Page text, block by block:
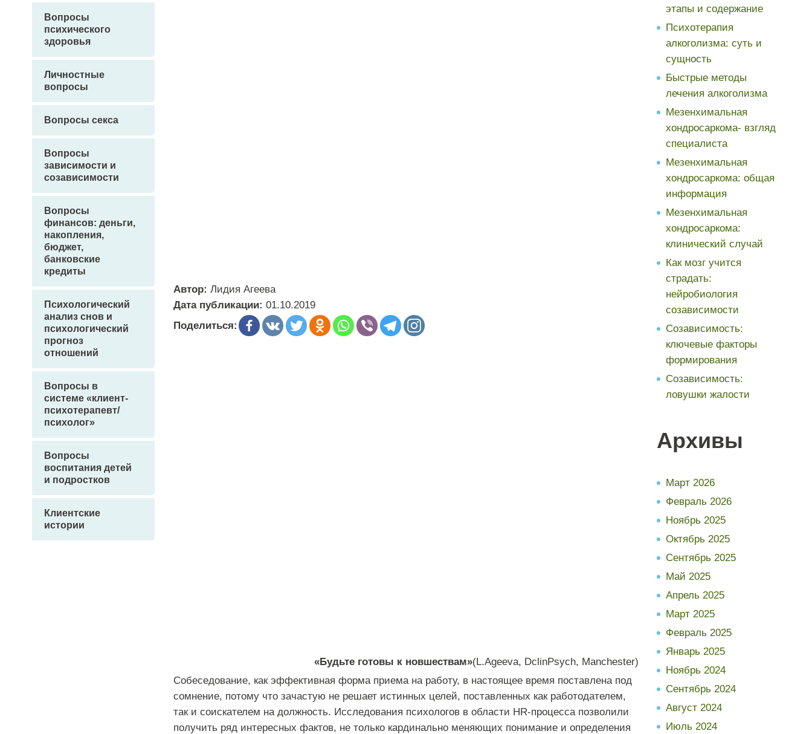
Вопросы
психического
здоровья
Личностные
вопросы
Вопросы секса
Вопросы
зависимости и
созависимости
Вопросы
финансов: деньги,
накопления,
бюджет,
банковские
кредиты
Психологический
анализ снов и
психологический
прогноз
отношений
Вопросы в
системе «клиент-
психотерапевт/
психолог»
Вопросы
воспитания детей
и подростков
Клиентские
истории
Автор: Лидия Агеева
Дата публикации: 01.10.2019
Поделиться:
«Будьте готовы к новшествам»(L.Ageeva, DclinPsych, Manchester)
Собеседование, как эффективная форма приема на работу, в настоящее время поставлена под
сомнение, потому что зачастую не решает истинных целей, поставленных как работодателем,
так и соискателем на должность. Исследования психологов в области HR-процесса позволили
получить ряд интересных фактов, не только кардинально меняющих понимание и определения
этапы и содержание
Психотерапия
алкоголизма: суть и
сущность
Быстрые методы
лечения алкоголизма
Мезенхимальная
хондросаркома- взгляд
специалиста
Мезенхимальная
хондросаркома: общая
информация
Мезенхимальная
хондросаркома:
клинический случай
Как мозг учится
страдать:
нейробиология
созависимости
Созависимость:
ключевые факторы
формирования
Созависимость:
ловушки жалости
Архивы
Март 2026
Февраль 2026
Ноябрь 2025
Октябрь 2025
Сентябрь 2025
Май 2025
Апрель 2025
Март 2025
Февраль 2025
Январь 2025
Ноябрь 2024
Сентябрь 2024
Август 2024
Июль 2024